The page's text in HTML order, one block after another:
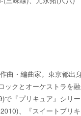
・編曲家。東京都出身
クとオーケストラを
で『プリキュア』シリー
、『スイートプ